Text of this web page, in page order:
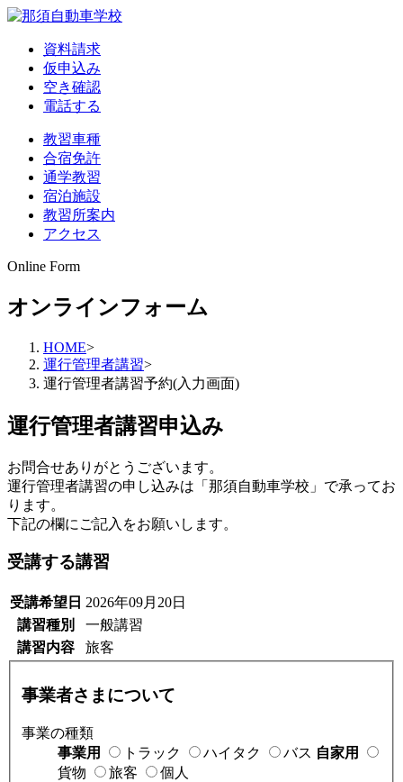
資料請求
仮申込み
空き確認
電話する
教習車種
合宿免許
通学教習
宿泊施設
教習所案内
アクセス
Online Form
オンラインフォーム
HOME>
運行管理者講習>
運行管理者講習予約(入力画面)
運行管理者講習申込み
お問合せありがとうございます。
運行管理者講習の申し込みは「那須自動車学校」で承ってお
ります。
下記の欄にご記入をお願いします。
受講する講習
受講希望日 2026年09月20日
講習種別
一般講習
講習内容
旅客
事業者さまについて
事業の種類
事業用
トラック ハイタク バス 自家用
貨物
旅客
個人